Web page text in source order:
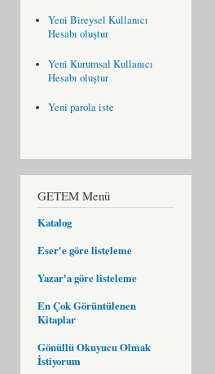
Yeni Bireysel Kullanıcı
Hesabı oluştur
Yeni Kurumsal Kullanıcı
Hesabı oluştur
Yeni parola iste
GETEM Menü
Katalog
Eser'e göre listeleme
Yazar'a göre listeleme
En Çok Görüntülenen
Kitaplar
Gönüllü Okuyucu Olmak
İstiyorum